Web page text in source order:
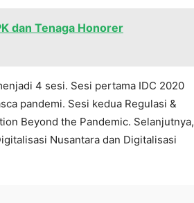
dan Tenaga Honorer
4 sesi. Sesi pertama IDC 2020
pandemi. Sesi kedua Regulasi &
Beyond the Pandemic. Selanjutnya,
Nusantara dan Digitalisasi